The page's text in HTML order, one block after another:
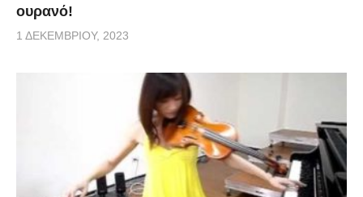
ουρανό!
1 ΔΕΚΕΜΒΡΊΟΥ, 2023